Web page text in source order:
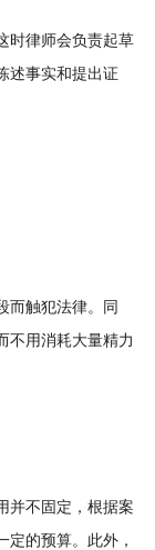
律师会负责起草
述事实和提出证
触犯法律。同
不用消耗大量精力
不固定，根据案
的预算。此外，